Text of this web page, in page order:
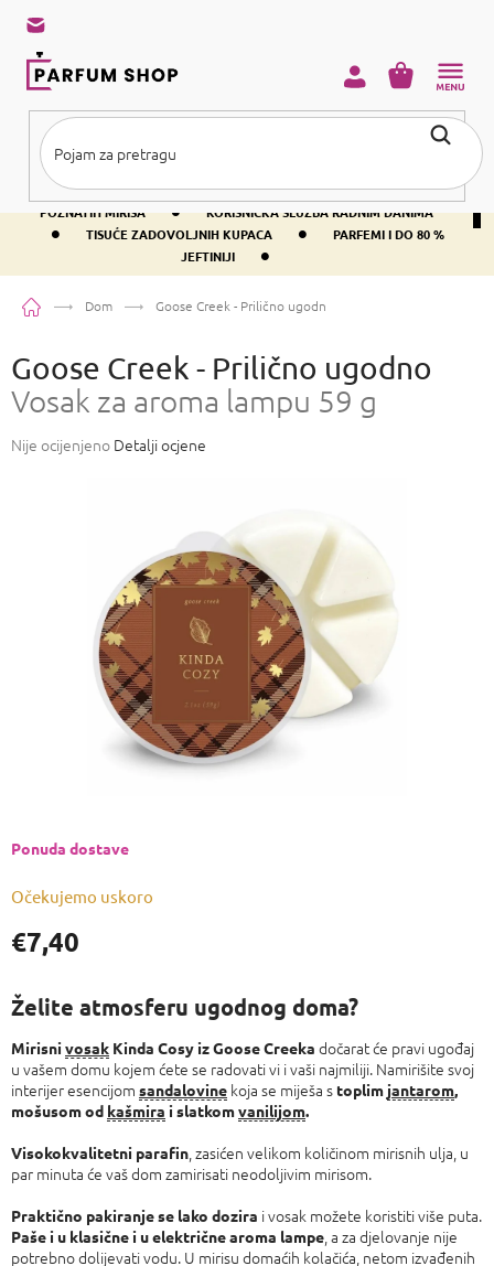
sadržaj
BESPLATNA DOSTAVA IZNAD PRIBLIŽNO 37 € •
400+ SVJETSKI
POZNATIH MIRISA
• KORISNIČKA SLUŽBA RADNIM DANIMA
• TISUĆE ZADOVOLJNIH KUPACA •
PARFEMI I DO 80 %
JEFTINIJI
•
KOŠARICA
PočetnaDom Goose Creek - Prilično ugodno
Goose Creek - Prilično ugodno
Vosak za aroma lampu 59 g
Prosječna
Nije ocijenjeno Detalji ocjene
€7,40
Izmjeri
Očekujemo uskoro
Ponuda dostave
Želite atmosferu ugodnog doma?
Mirisni vosak Kinda Cosy iz Goose Creeka dočarat će pravi ugođaj
u vašem domu kojem ćete se radovati vi i vaši najmiliji. Namirišite svoj
interijer esencijom sandalovine koja se miješa s toplim jantarom,
mošusom od kašmira i slatkomvanilijom.
Visokokvalitetni parafin , zasićen velikom količinom mirisnih ulja, u
par minuta će vaš dom zamirisati neodoljivim mirisom.
Praktično pakiranje se lako dozira i vosak možete koristiti više puta.
Paše i u klasične i u električne aroma lampe , a za djelovanje nije
potrebno dolijevati vodu. U mirisu domaćih kolačića, netom izvađenih